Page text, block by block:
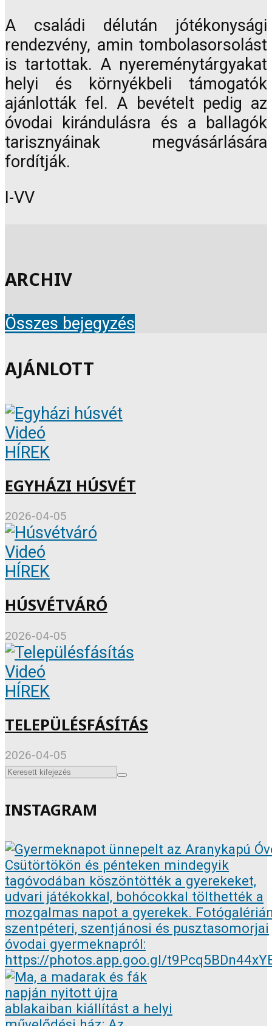
A családi délután jótékonysági
rendezvény, amin tombolasorsolást
is tartottak. A nyereménytárgyakat
helyi és környékbeli támogatók
ajánlották fel. A bevételt pedig az
óvodai kirándulásra és a ballagók
tarisznyáinak megvásárlására
fordítják.
I-VV
ARCHIV
Összes bejegyzés
AJÁNLOTT
Videó
HÍREK
EGYHÁZI HÚSVÉT
2026-04-05
Videó
HÍREK
HÚSVÉTVÁRÓ
2026-04-05
Videó
HÍREK
TELEPÜLÉSFÁSÍTÁS
2026-04-05
INSTAGRAM